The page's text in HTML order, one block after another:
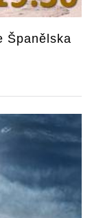
Španělska